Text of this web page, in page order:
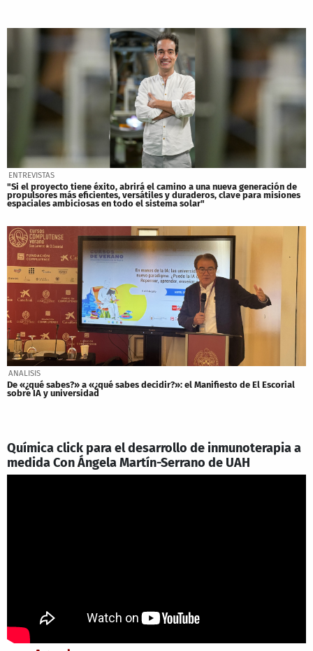
ENTREVISTAS
"Si el proyecto tiene éxito, abrirá el camino a una nueva generación de
propulsores más eficientes, versátiles y duraderos, clave para misiones
espaciales ambiciosas en todo el sistema solar"
ANALISIS
De «¿qué sabes?» a «¿qué sabes decidir?»: el Manifiesto de El Escorial
sobre IA y universidad
Química click para el desarrollo de inmunoterapia a
medida Con Ángela Martín-Serrano de UAH